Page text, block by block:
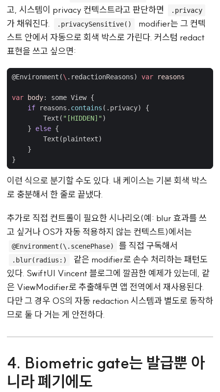
고, 시스템이 privacy 컨텍스트라고 판단하면
.privacy
가 채워진다. .privacySensitive()
modifier는 그 컨텍
스트 안에서 자동으로 회색 박스로 가린다. 커스텀 redact
표현을 쓰고 싶으면:
@Environment (\ . redactionReasons) var reasons
var body: some View {
if
reasons . contains (. privacy)
{
Text ( "[HIDDEN]")
}
else {
Text (plaintext)
}
}
이런 식으로 분기할 수도 있다. 내 케이스는 기본 회색 박스
로 충분해서 한 줄로 끝냈다.
추가로 직접 컨트롤이 필요한 시나리오(예: blur 효과를 쓰
고 싶거나 OS가 자동 적용하지 않는 컨텍스트)에서는
@Environment(\.scenePhase) 를 직접 구독해서
.blur(radius:)
같은 modifier로 손수 처리하는 패턴도
있다. SwiftUI Vincent 블로그에 깔끔한 예제가 있는데, 같
은 ViewModifier로 추출해두면 앱 전역에서 재사용된다.
다만 그 경우 OS의 자동 redaction 시스템과 별도로 동작하
므로 둘 다 거는 게 안전하다.
4. Biometric gate는 발급뿐 아
니라 폐기에도